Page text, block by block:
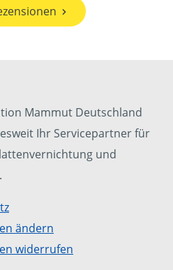
Mammut Deutschland
Ihr Servicepartner für
und
ändern
widerrufen